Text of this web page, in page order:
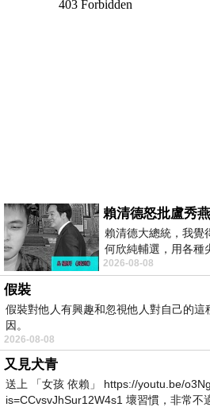
賴清德怒批盧秀
賴清德大總統，我覺
何欣純輔選，用各種
罵她施政滿意度輸給
2026-08-08
假裝
假裝對他人有興趣和忽視他人對自己的
因。
2026-08-08
又見犬青
送上 「女孩 依賴」 https://youtu.be/
is=CCvsvJhSur12W4s1 壞習慣，非常不